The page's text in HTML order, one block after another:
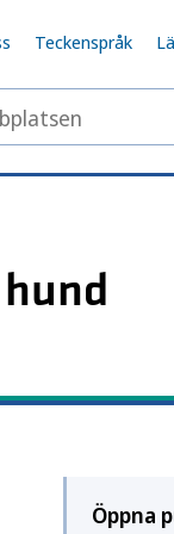
Teckenspråk
Öppna